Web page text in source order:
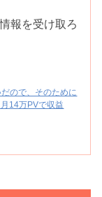
報を受け取ろ
ので、そのために
14万PVで収益